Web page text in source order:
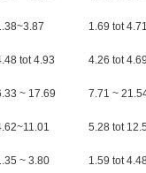
1.69 tot 4.71
tot 4.93 4.26 tot 4.69
~ 17.69 7.71 ~
5.28 tot
~ 3.80 1.59 tot